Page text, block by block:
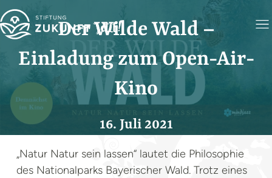
Der Wilde Wald –
Einladung zum Open-Air-
Kino
16. Juli 2021
„Natur Natur sein lassen“ lautet die Philosophie
des Nationalparks Bayerischer Wald. Trotz eines